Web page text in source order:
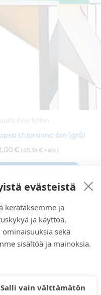
ihop tälten
stupränna 6m (grå)
€ ( 65,34€ + alv )
evästeistä
kerätäksemme ja
ja käyttöä,
sekä
sisältöä ja mainoksia.
Salli vain välttämätön